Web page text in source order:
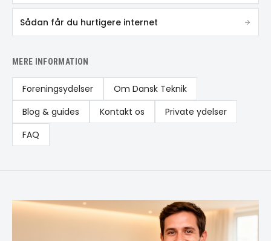
Sådan får du hurtigere internet
MERE INFORMATION
Foreningsydelser
Om Dansk Teknik
Blog & guides
Kontakt os
Private ydelser
FAQ